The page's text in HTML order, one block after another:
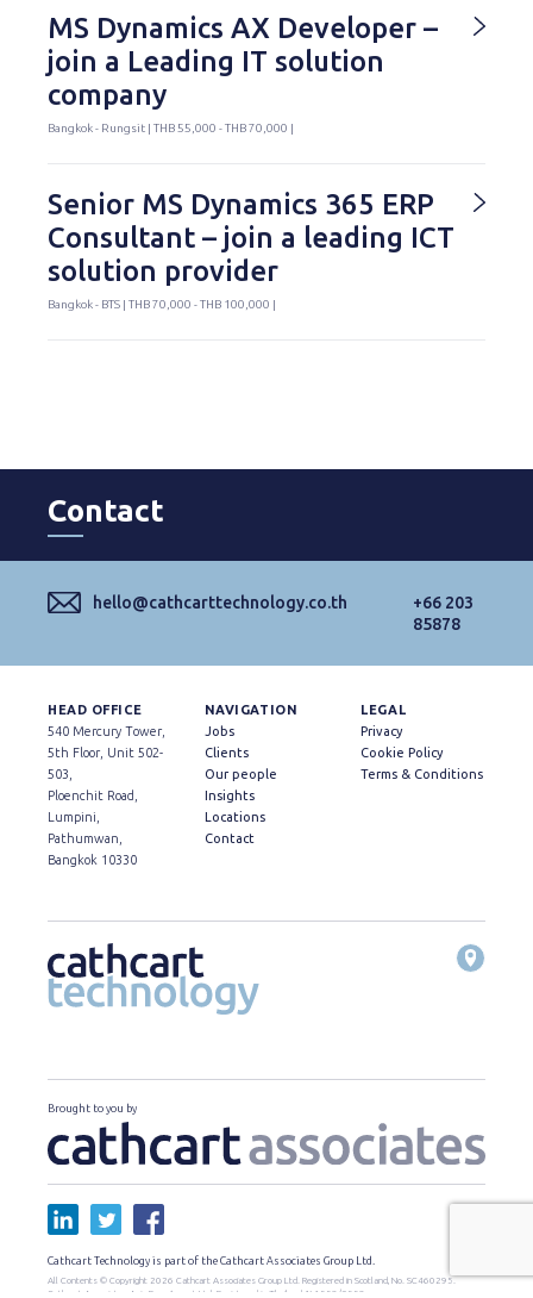
MS Dynamics AX Developer –
join a Leading IT solution
company
Bangkok - Rungsit | THB 55,000 - THB 70,000 |
Senior MS Dynamics 365 ERP
Consultant – join a leading ICT
solution provider
Bangkok - BTS | THB 70,000 - THB 100,000 |
Contact
hello@cathcarttechnology.co.th
+66 203
85878
HEAD OFFICE
540 Mercury Tower,
5th Floor, Unit 502-
503,
Ploenchit Road,
Lumpini,
Pathumwan,
Bangkok 10330
NAVIGATION
Jobs
Clients
Our people
Insights
Locations
Contact
LEGAL
Privacy
Cookie Policy
Terms & Conditions
Brought to you by
Cathcart Technology is part of the Cathcart Associates Group Ltd.
All Contents © Copyright 2026 Cathcart Associates Group Ltd. Registered in Scotland, No. SC460295.
Cathcart Associates Asia Recruitment Ltd. Registered in Thailand, น.1559/2559